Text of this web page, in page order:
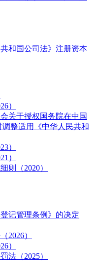
和国公司法》注册资本
）
关于授权国务院在中国
调整适用《中华人民共和
）
）
则（2020）
记管理条例》的决定
2026）
）
法（2025）